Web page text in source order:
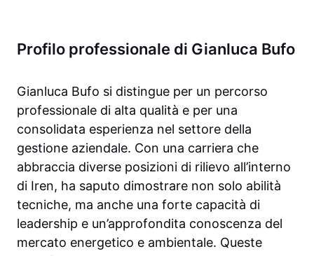
Profilo professionale di Gianluca Bufo
Gianluca Bufo si distingue per un percorso
professionale di alta qualità e per una
consolidata esperienza nel settore della
gestione aziendale. Con una carriera che
abbraccia diverse posizioni di rilievo all’interno
di Iren, ha saputo dimostrare non solo abilità
tecniche, ma anche una forte capacità di
leadership e un’approfondita conoscenza del
mercato energetico e ambientale. Queste